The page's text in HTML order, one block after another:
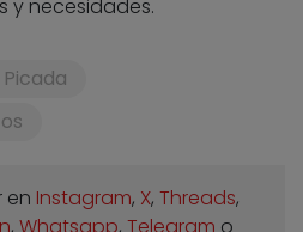
y necesidades.
en Instagram, X, Threads,